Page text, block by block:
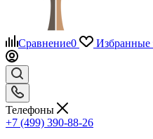
Сравнение0 Избранные
Телефоны
+7 (499) 390-88-26